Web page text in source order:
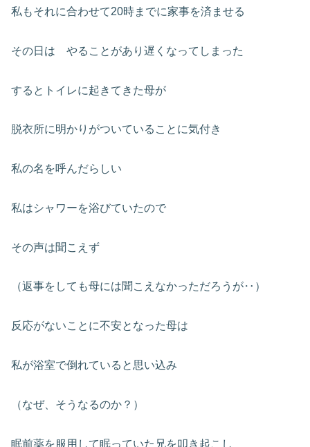
私もそれに合わせて20時までに家事を済ませる
その日は やることがあり遅くなってしまった
するとトイレに起きてきた母が
脱衣所に明かりがついていることに気付き
私の名を呼んだらしい
私はシャワーを浴びていたので
その声は聞こえず
（返事をしても母には聞こえなかっただろうが‥）
反応がないことに不安となった母は
私が浴室で倒れていると思い込み
（なぜ、そうなるのか？）
眠前薬を服用して眠っていた兄を叩き起こし